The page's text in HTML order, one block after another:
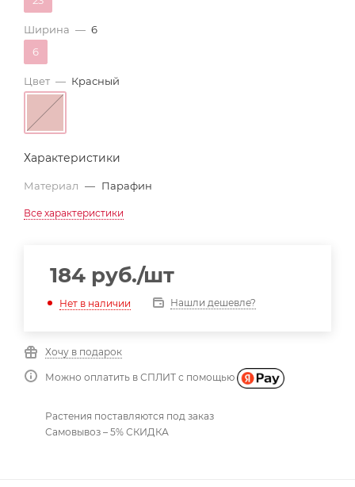
Ширина — 6
6
Цвет — Красный
Характеристики
Материал — Парафин
Все характеристики
184 руб./шт
Нет в наличии Нашли дешевле?
Хочу в подарок
Можно оплатить в СПЛИТ с помощью
Растения поставляются под заказ
Самовывоз – 5% СКИДКА